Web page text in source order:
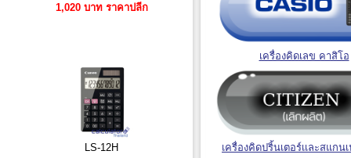
1,020 บาท ราคาปลีก
LS-12H
เครื่องคิดเลข คาสิโอ
เครื่องคิดปริ้นเตอร์เเละสแกน